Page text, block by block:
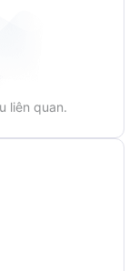
liên quan.